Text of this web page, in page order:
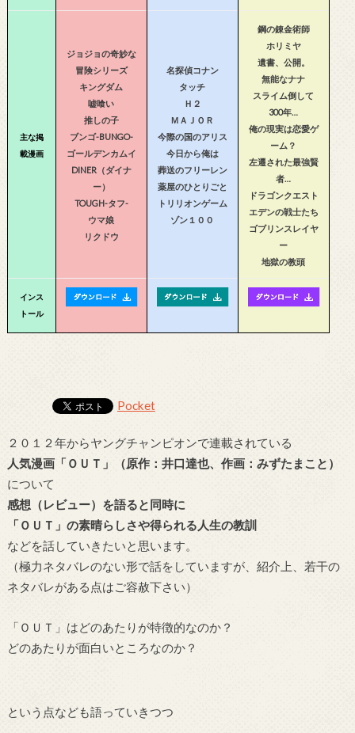
主な掲
載漫画
ジョジョの奇妙な
冒険シリーズ
キングダム
嘘喰い
推しの子
ブンゴ-BUNGO-
ゴールデンカムイ
DINER（ダイナ
ー）
TOUGH-タフ-
ウマ娘
リクドウ
名探偵コナン
タッチ
Ｈ２
ＭＡＪＯＲ
今際の国のアリス
今日から俺は
葬送のフリーレン
薬屋のひとりごと
トリリオンゲーム
ゾン１００
鋼の錬金術師
ホリミヤ
遺書、公開。
無能なナナ
スライム倒して
300年…
俺の現実は恋愛ゲ
ーム？
左遷された最強賢
者…
ドラゴンクエスト
エデンの戦士たち
ゴブリンスレイヤ
ー
地獄の教頭
インス
トール
Pocket
２０１２年からヤングチャンピオンで連載されている
人気漫画「ＯＵＴ」（原作：井口達也、作画：みずたまこと）
について
感想（レビュー）を語ると同時に
「ＯＵＴ」の素晴らしさや得られる人生の教訓
などを話していきたいと思います。
（極力ネタバレのない形で話をしていますが、紹介上、若干の
ネタバレがある点はご容赦下さい）
「ＯＵＴ」はどのあたりが特徴的なのか？
どのあたりが面白いところなのか？
という点なども語っていきつつ